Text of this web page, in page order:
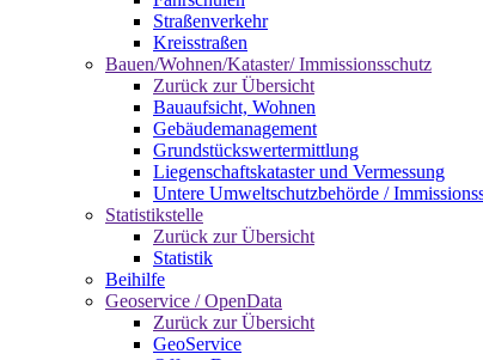
Straßenverkehr
Kreisstraßen
Bauen/Wohnen/Kataster/ Immissionsschutz
Zurück zur Übersicht
Bauaufsicht, Wohnen
Gebäudemanagement
Grundstückswertermittlung
Liegenschaftskataster und Vermessung
Untere Umweltschutzbehörde /
Statistikstelle
Zurück zur Übersicht
Statistik
Beihilfe
Geoservice / OpenData
Zurück zur Übersicht
GeoService